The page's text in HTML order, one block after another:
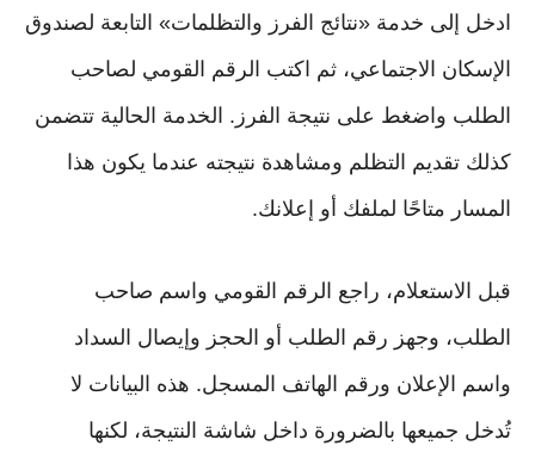
ادخل إلى خدمة «نتائج الفرز والتظلمات» التابعة لصندوق
الإسكان الاجتماعي، ثم اكتب الرقم القومي لصاحب
الطلب واضغط على نتيجة الفرز. الخدمة الحالية تتضمن
كذلك تقديم التظلم ومشاهدة نتيجته عندما يكون هذا
المسار متاحًا لملفك أو إعلانك.
قبل الاستعلام، راجع الرقم القومي واسم صاحب
الطلب، وجهز رقم الطلب أو الحجز وإيصال السداد
واسم الإعلان ورقم الهاتف المسجل. هذه البيانات لا
تُدخل جميعها بالضرورة داخل شاشة النتيجة، لكنها